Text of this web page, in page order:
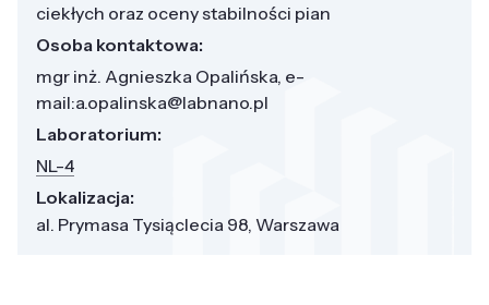
ciekłych oraz oceny stabilności pian
Osoba kontaktowa:
mgr inż. Agnieszka Opalińska, e-
mail:a.opalinska@labnano.pl
Laboratorium:
NL-4
Lokalizacja:
al. Prymasa Tysiąclecia 98, Warszawa